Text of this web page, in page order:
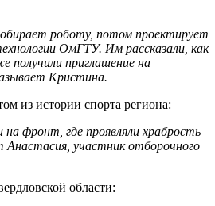
роботу, потом проектирует
ОмГТУ. Им рассказали, как
получили приглашение на
Кристина.
из истории спорта региона:
фронт, где проявляли храбрость
Анастасия, участник отборочного
области: